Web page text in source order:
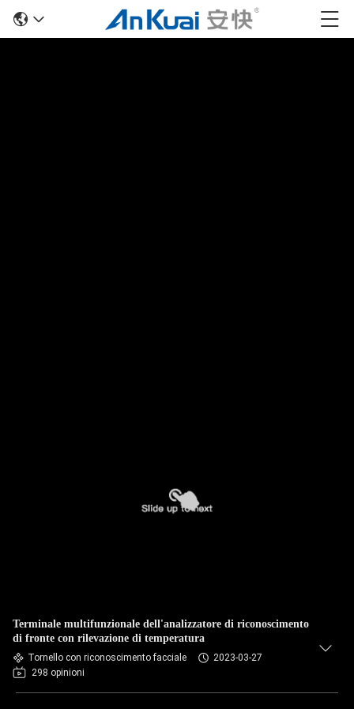
Terminale multifunzionale dell'analizzatore di riconoscimento
di fronte con rilevazione di temperatura
Tornello con riconoscimento facciale
2023-03-27
298 opinioni